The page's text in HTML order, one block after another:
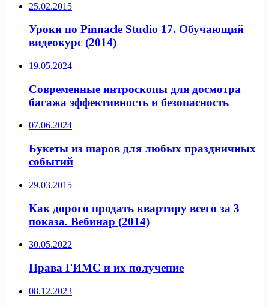
25.02.2015
Уроки по Pinnacle Studio 17. Обучающий
видеокурс (2014)
19.05.2024
Современные интроскопы для досмотра
багажа эффективность и безопасность
07.06.2024
Букеты из шаров для любых праздничных
событий
29.03.2015
Как дорого продать квартиру всего за 3
показа. Вебинар (2014)
30.05.2022
Права ГИМС и их получение
08.12.2023